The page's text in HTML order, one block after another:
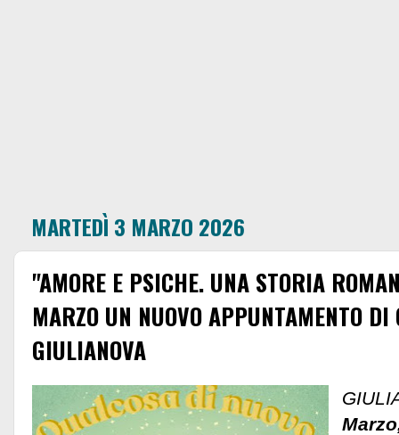
MARTEDÌ 3 MARZO 2026
"AMORE E PSICHE. UNA STORIA
MARZO UN NUOVO APPUNTAMENTO DI
GIULIANOVA